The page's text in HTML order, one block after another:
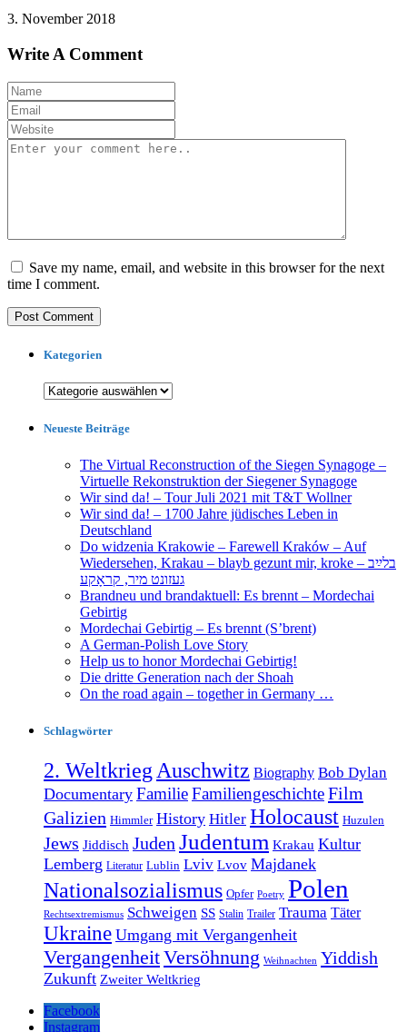
3. November 2018
Write A Comment
Save my name, email, and website in this browser for the next
time I comment.
Kategorien
Kategorien
Neueste Beiträge
The Virtual Reconstruction of the Siegen Synagoge –
Virtuelle Rekonstruktion der Siegener Synagoge
Wir sind da! – Tour Juli 2021 mit T&T Wollner
Wir sind da! – 1700 Jahre jüdisches Leben in
Deutschland
Do widzenia Krakowie – Farewell Kraków – Auf
Wiedersehen, Krakau – blayb gezunt mir, kroke – בלײַב
געזונט מיר, קראָקע
Brandneu und brandaktuell: Es brennt – Mordechai
Gebirtig
Mordechai Gebirtig – Es brennt (S’brent)
A German-Polish Love Story
Help us to honor Mordechai Gebirtig!
Die dritte Generation nach der Shoah
On the road again – together in Germany …
Schlagwörter
2. Weltkrieg Auschwitz Biography Bob Dylan
Documentary FamilieFamiliengeschichteFilm
Galizien Himmler History Hitler Holocaust Huzulen
Jews Jiddisch Juden Judentum Krakau Kultur
Lemberg Literatur Lublin Lviv Lvov Majdanek
Nationalsozialismus Opfer Poetry Polen
Rechtsextremismus Schweigen SS Stalin Trailer Trauma Täter
Ukraine Umgang mit Vergangenheit
VergangenheitVersöhnung Weihnachten Yiddish
Zukunft Zweiter Weltkrieg
Facebook
Instagram